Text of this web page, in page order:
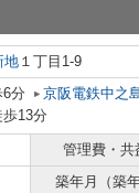
地１丁目1-9
6分
京阪電鉄中之
歩13分
管理費・共
築年月（築